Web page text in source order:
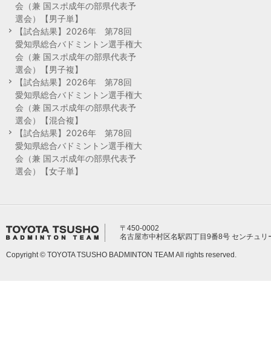
会（兼 国スポ成年の部県代表予
選会）【男子単】
【試合結果】2026年 第78回
愛知県総合バドミントン選手権大
会（兼 国スポ成年の部県代表予
選会）【男子複】
【試合結果】2026年 第78回
愛知県総合バドミントン選手権大
会（兼 国スポ成年の部県代表予
選会）【混合複】
【試合結果】2026年 第78回
愛知県総合バドミントン選手権大
会（兼 国スポ成年の部県代表予
選会）【女子単】
〒450-0002
名古屋市中村区名駅四丁目9番8号 センチュリ
Copyright © TOYOTA TSUSHO BADMINTON TEAM All rights reserved.